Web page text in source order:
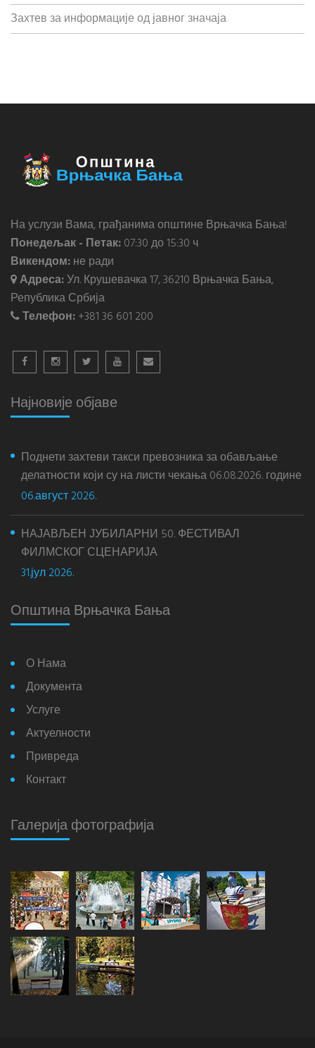
Захтев за информације од јавног значаја
На услузи Вама, грађанима општине Врњачка Бања!
Понедељак - Петак:07:30 до 15:30 ч
Викендом:не ради
Адреса:Ул. Крушевачка 17, 36210 Врњачка Бања,
Република Србија
Телефон:+381 36 601 200
Најновије објаве
Поднети захтеви такси превозника за обављање
делатности који су на листи чекања 06.08.2026. године
06.август 2026.
НАЈАВЉЕН ЈУБИЛАРНИ 50. ФЕСТИВАЛ
ФИЛМСКОГ СЦЕНАРИЈА
31.јул 2026.
Општина Врњачка Бања
О Нама
Документа
Услуге
Актуелности
Привреда
Контакт
Галерија фотографија